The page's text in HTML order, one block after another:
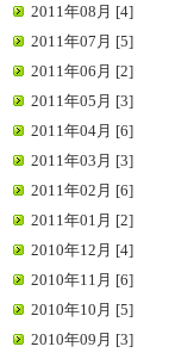
2011年08月 [4]
2011年07月 [5]
2011年06月 [2]
2011年05月 [3]
2011年04月 [6]
2011年03月 [3]
2011年02月 [6]
2011年01月 [2]
2010年12月 [4]
2010年11月 [6]
2010年10月 [5]
2010年09月 [3]